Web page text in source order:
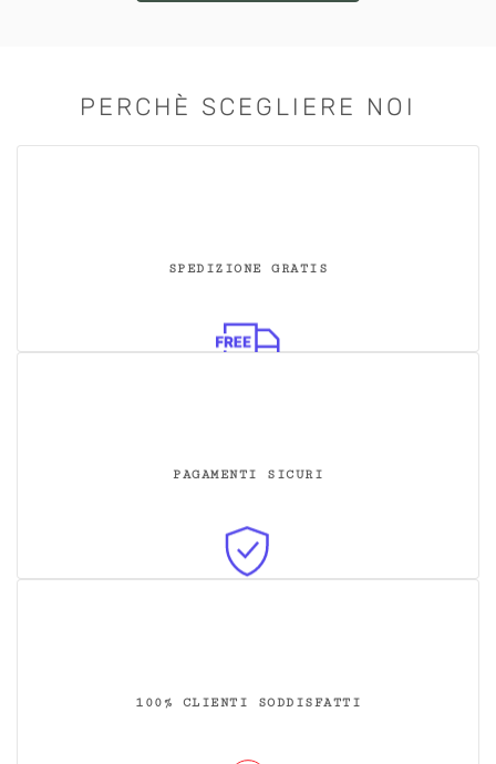
PERCHÈ SCEGLIERE NOI
SPEDIZIONE GRATIS
PAGAMENTI SICURI
100% CLIENTI SODDISFATTI